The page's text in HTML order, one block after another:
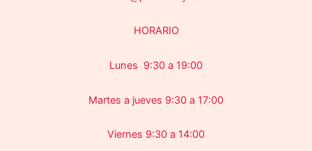
HORARIO
Lunes 9:30 a 19:00
Martes a jueves 9:30 a 17:00
Viernes 9:30 a 14:00